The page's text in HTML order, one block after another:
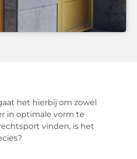
het hierbij om zowel
in optimale vorm te
vinden, is het